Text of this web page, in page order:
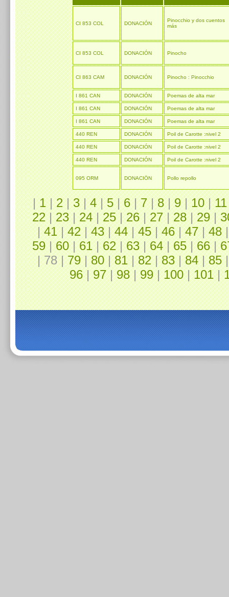
CI 853 COL DONACIÓN
Pinocchio y dos cuentos
más
CI 853 COL DONACIÓN Pinocho
CI 863 CAM DONACIÓN Pinocho : Pinocchio
I 861 CAN DONACIÓN Poemas de alta mar
I 861 CAN DONACIÓN Poemas de alta mar
I 861 CAN DONACIÓN Poemas de alta mar
440 REN DONACIÓN Poil de Carotte :nivel 2
440 REN DONACIÓN Poil de Carotte :nivel 2
440 REN DONACIÓN Poil de Carotte :nivel 2
095 ORM DONACIÖN Pollo repollo
|1|2|3|4|5|6|7|8|9|10|11
22|23|24|25|26|27|28|29|
|41|42|43|44|45|46|47|48
59|60|61|62|63|64|65|66|
| 78 |79|80|81|82|83|84|85
96|97|98|99|100|101|